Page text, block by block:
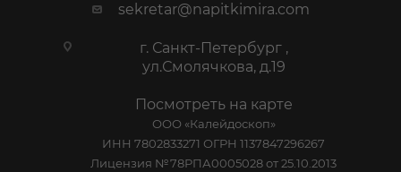
sekretar@napitkimira.com
г. Санкт-Петербург ,
ул.Смолячкова, д.19
Посмотреть на карте
ООО «Калейдоскоп»
ИНН 7802833271 ОГРН 1137847296267
Лицензия №78РПА0005028 от 25.10.2013